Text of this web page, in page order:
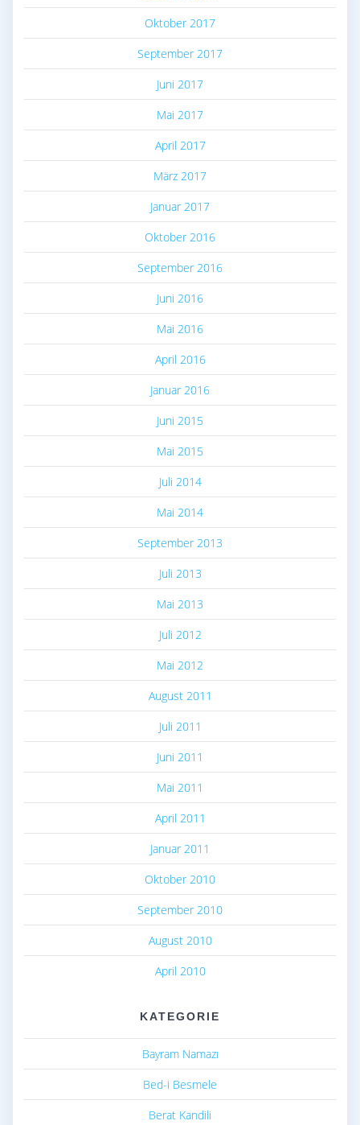
Oktober 2017
September 2017
Juni 2017
Mai 2017
April 2017
März 2017
Januar 2017
Oktober 2016
September 2016
Juni 2016
Mai 2016
April 2016
Januar 2016
Juni 2015
Mai 2015
Juli 2014
Mai 2014
September 2013
Juli 2013
Mai 2013
Juli 2012
Mai 2012
August 2011
Juli 2011
Juni 2011
Mai 2011
April 2011
Januar 2011
Oktober 2010
September 2010
August 2010
April 2010
KATEGORIE
Bayram Namazı
Bed-i Besmele
Berat Kandili